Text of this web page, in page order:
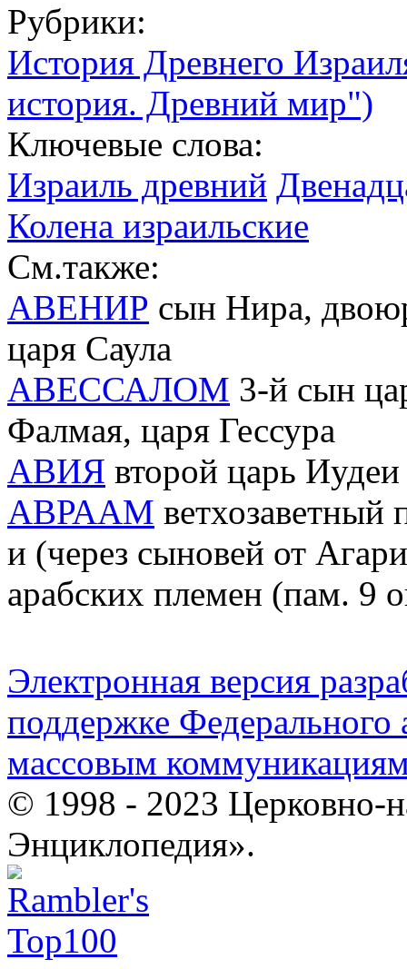
Рубрики:
История Древнего
история. Древний мир")
Ключевые слова:
Израиль древний
Колена израильские
См.также:
АВЕНИР сын Нира,
царя Саула
АВЕССАЛОМ 3-й сын
Фалмая, царя Гессура
АВИЯ второй царь Иудеи
АВРААМ ветхозаветный
и (через сыновей от
арабских племен (пам. 9
Электронная версия
поддержке Федерального
массовым
© 1998 - 2023 Церковно-
Энциклопедия».